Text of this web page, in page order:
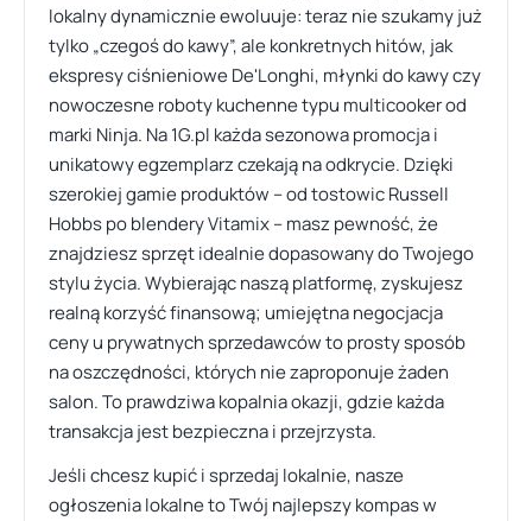
lokalny dynamicznie ewoluuje: teraz nie szukamy już
tylko „czegoś do kawy”, ale konkretnych hitów, jak
ekspresy ciśnieniowe De'Longhi, młynki do kawy czy
nowoczesne roboty kuchenne typu multicooker od
marki Ninja. Na 1G.pl każda sezonowa promocja i
unikatowy egzemplarz czekają na odkrycie. Dzięki
szerokiej gamie produktów – od tostowic Russell
Hobbs po blendery Vitamix – masz pewność, że
znajdziesz sprzęt idealnie dopasowany do Twojego
stylu życia. Wybierając naszą platformę, zyskujesz
realną korzyść finansową; umiejętna negocjacja
ceny u prywatnych sprzedawców to prosty sposób
na oszczędności, których nie zaproponuje żaden
salon. To prawdziwa kopalnia okazji, gdzie każda
transakcja jest bezpieczna i przejrzysta.
Jeśli chcesz kupić i sprzedaj lokalnie, nasze
ogłoszenia lokalne to Twój najlepszy kompas w